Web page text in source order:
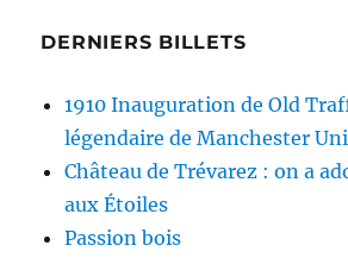
DERNIERS BILLETS
1910 Inauguration de Old
légendaire de Manchester
Château de Trévarez : on a
aux Étoiles
Passion bois